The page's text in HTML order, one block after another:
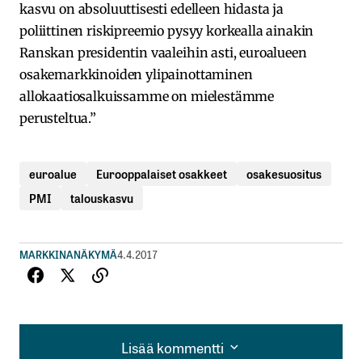
kasvu on absoluuttisesti edelleen hidasta ja
poliittinen riskipreemio pysyy korkealla ainakin
Ranskan presidentin vaaleihin asti, euroalueen
osakemarkkinoiden ylipainottaminen
allokaatiosalkuissamme on mielestämme
perusteltua.”
euroalue Eurooppalaiset osakkeet
osakesuositus
PMI
talouskasvu
MARKKINANÄKYMÄ4.4.2017
Lisää kommentti